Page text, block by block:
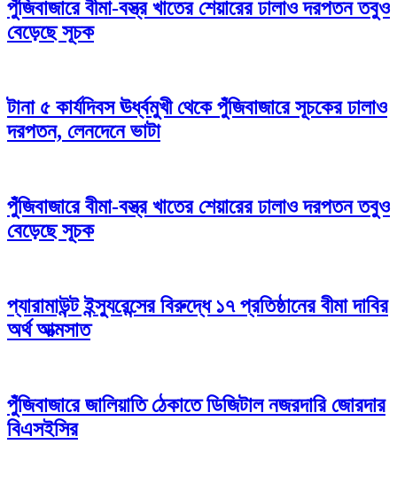
পুঁজিবাজারে বীমা-বস্ত্র খাতের শেয়ারের ঢালাও দরপতন তবুও
বেড়েছে সূচক
টানা ৫ কার্যদিবস ঊর্ধ্বমুখী থেকে পুঁজিবাজারে সূচকের ঢালাও
দরপতন, লেনদেনে ভাটা
পুঁজিবাজারে বীমা-বস্ত্র খাতের শেয়ারের ঢালাও দরপতন তবুও
বেড়েছে সূচক
প্যারামাউন্ট ইন্স্যুরেন্সের বিরুদ্ধে ১৭ প্রতিষ্ঠানের বীমা দাবির
অর্থ আত্মসাত
পুঁজিবাজারে জালিয়াতি ঠেকাতে ডিজিটাল নজরদারি জোরদার
বিএসইসির